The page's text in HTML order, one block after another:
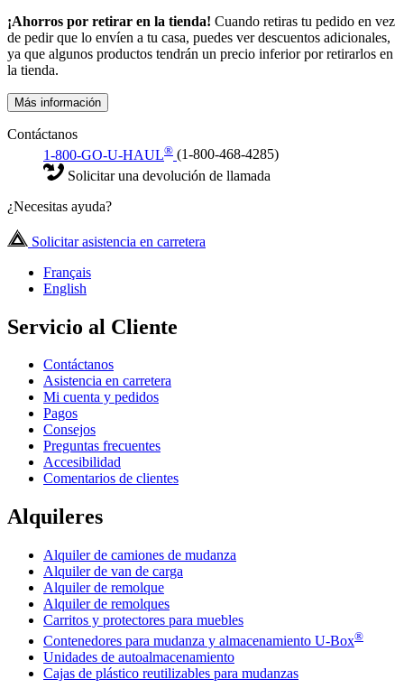
¡Ahorros por retirar en la tienda! Cuando retiras tu pedido en vez
de pedir que lo envíen a tu casa, puedes ver descuentos adicionales,
ya que algunos productos tendrán un precio inferior por retirarlos en
la tienda.
Más información
Contáctanos
1-800-GO-U-HAUL® (1-800-468-4285)
Solicitar una devolución de llamada
¿Necesitas ayuda?
Solicitar asistencia en carretera
Français
English
Servicio al Cliente
Contáctanos
Asistencia en carretera
Mi cuenta y pedidos
Pagos
Consejos
Preguntas frecuentes
Accesibilidad
Comentarios de clientes
Alquileres
Alquiler de camiones de mudanza
Alquiler de van de carga
Alquiler de remolque
Alquiler de remolques
Carritos y protectores para muebles
Contenedores para mudanza y almacenamiento U-Box®
Unidades de autoalmacenamiento
Cajas de plástico reutilizables para mudanzas